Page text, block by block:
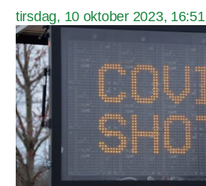
tirsdag, 10 oktober 2023, 16:51